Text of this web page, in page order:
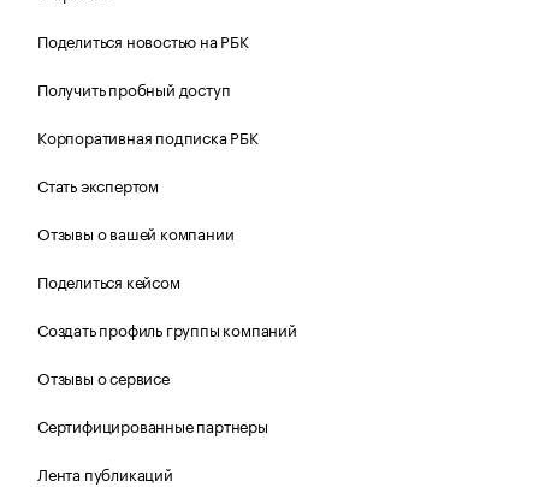
Поделиться новостью на РБК
Получить пробный доступ
Корпоративная подписка РБК
Стать экспертом
Отзывы о вашей компании
Поделиться кейсом
Создать профиль группы компаний
Отзывы о сервисе
Сертифицированные партнеры
Лента публикаций